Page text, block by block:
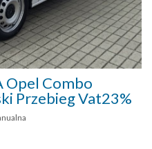
Opel Combo
Przebieg Vat23%